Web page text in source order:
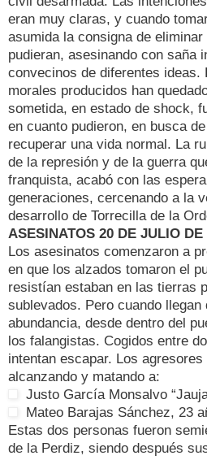
eran muy claras, y cuando
asumida la consigna de
pudieran, asesinando con saña
convecinos de diferentes ideas.
morales producidos han
sometida, en estado de shock,
en cuanto pudieron, en busca
recuperar una vida normal. La
de la represión y de la guerra
franquista, acabó con las
generaciones, cercenando a la
desarrollo de Torrecilla de la
ASESINATOS 20 DE JULIO DE
Los asesinatos comenzaron a
en que los alzados tomaron el
resistían estaban en las tierras
sublevados. Pero cuando llegan
abundancia, desde dentro del
los falangistas. Cogidos entre
intentan escapar. Los
alcanzando y matando a:
Justo García Monsalvo
Mateo Barajas Sánchez, 23
Estas dos personas fueron
de la Perdiz, siendo después